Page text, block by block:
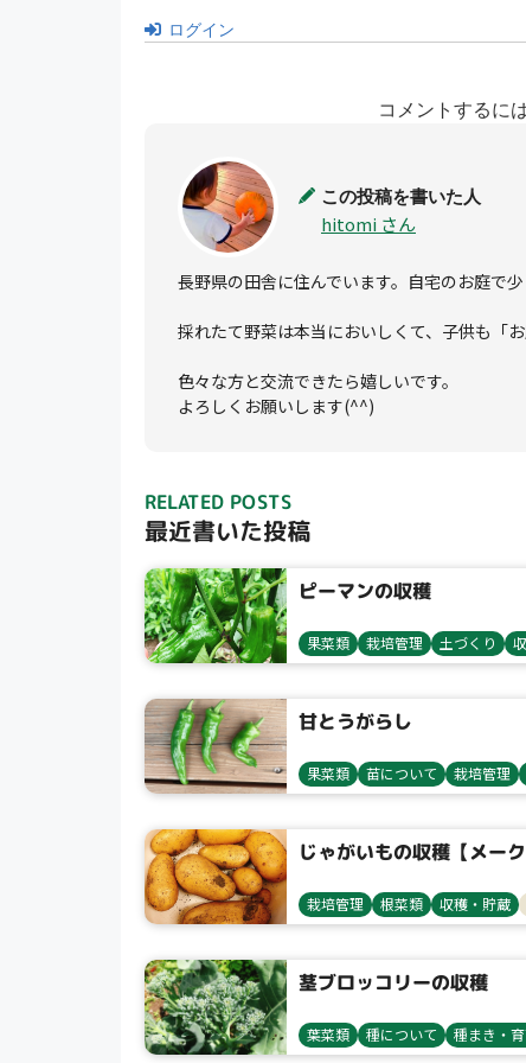
ログイン
コメントするに
この投稿を書いた人
hitomi さん
長野県の田舎に住んでいます。自宅のお庭で
採れたて野菜は本当においしくて、子供も「
色々な方と交流できたら嬉しいです。
よろしくお願いします(^^)
RELATED POSTS
最近書いた投稿
ピーマンの収穫
果菜類 栽培管理 土づくり
甘とうがらし
果菜類 苗について 栽培管理
じゃがいもの収穫【メーク
栽培管理 根菜類 収穫・貯蔵
茎ブロッコリーの収穫
葉菜類 種について 種まき・